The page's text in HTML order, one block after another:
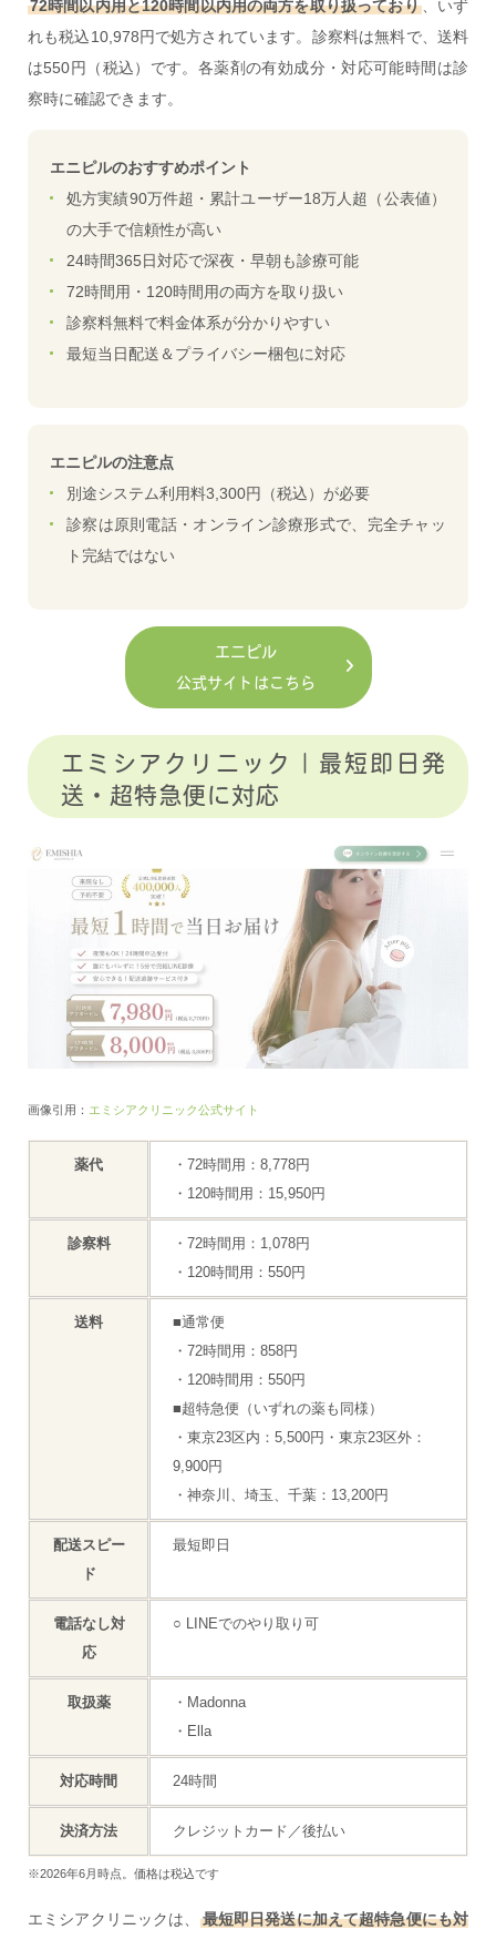
72時間以内用と120時間以内用の両方を取り扱っており、いず
れも税込10,978円で処方されています。診察料は無料で、送料
は550円（税込）です。各薬剤の有効成分・対応可能時間は診
察時に確認できます。
エニピルのおすすめポイント
処方実績90万件超・累計ユーザー18万人超（公表値）
の大手で信頼性が高い
24時間365日対応で深夜・早朝も診療可能
72時間用・120時間用の両方を取り扱い
診察料無料で料金体系が分かりやすい
最短当日配送＆プライバシー梱包に対応
エニピルの注意点
別途システム利用料3,300円（税込）が必要
診察は原則電話・オンライン診療形式で、完全チャッ
ト完結ではない
エニピル
公式サイトはこちら
エミシアクリニック｜最短即日発
送・超特急便に対応
画像引用： エミシアクリニック公式サイト
薬代
・72時間用：8,778円
・120時間用：15,950円
診察料
・72時間用：1,078円
・120時間用：550円
送料
■通常便
・72時間用：858円
・120時間用：550円
■超特急便（いずれの薬も同様）
・東京23区内：5,500円・東京23区外：
9,900円
・神奈川、埼玉、千葉：13,200円
配送スピー
ド
最短即日
電話なし対
応
○ LINEでのやり取り可
取扱薬
・Madonna
・Ella
対応時間 24時間
決済方法 クレジットカード／後払い
※2026年6月時点。価格は税込です
エミシアクリニックは、
最短即日発送に加えて超特急便にも対